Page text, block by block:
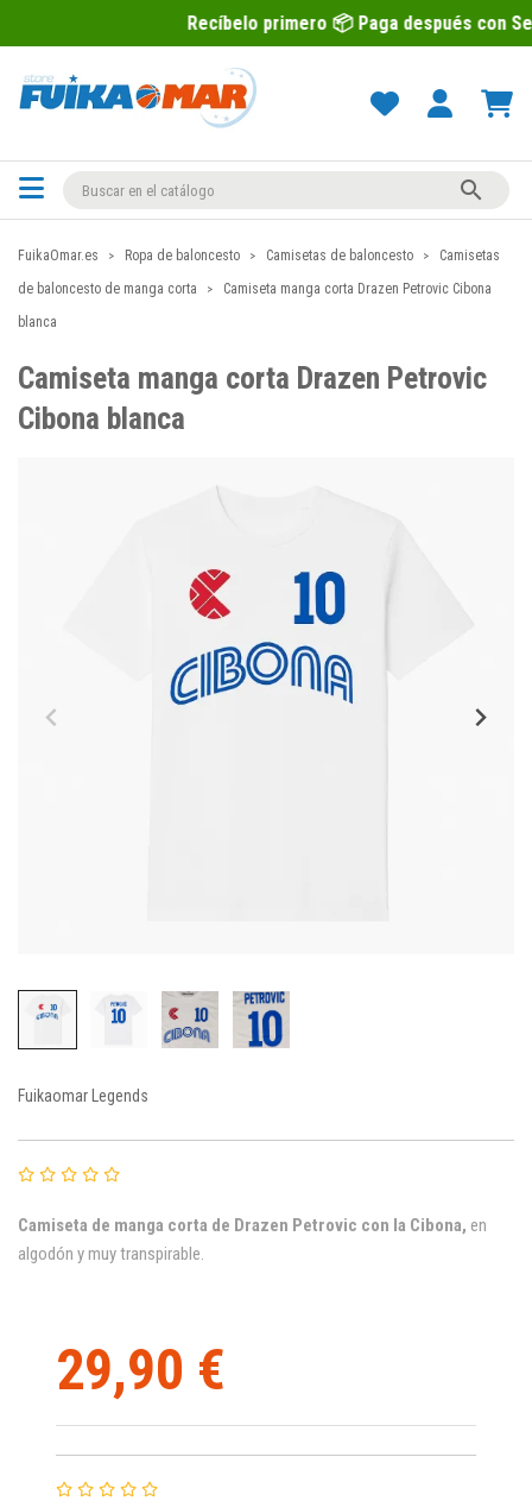
Recíbelo primero 📦 Paga después con Sequra 💶

FuikaOmar.es Ropa de baloncesto Camisetas de baloncesto
Camisetas
de baloncesto de manga corta
Camiseta manga corta Drazen Petrovic Cibona
blanca
Camiseta manga corta Drazen Petrovic
Cibona blanca
Fuikaomar Legends
Camiseta de manga corta de Drazen Petrovic con la Cibona, en
algodón y muy transpirable.
29,90 €